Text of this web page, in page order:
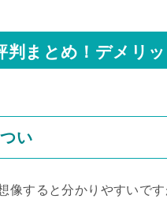
判まとめ！デメリ
い
像すると分かりやすいで